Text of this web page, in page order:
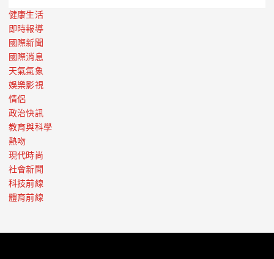
健康生活
即時報導
國際新聞
國際消息
天氣氣象
娛樂影視
情侶
政治快訊
教育與科學
熱吻
現代時尚
社會新聞
科技前線
體育前線